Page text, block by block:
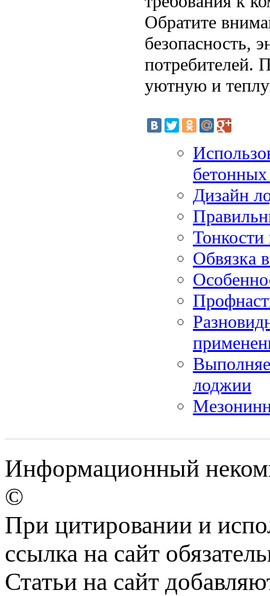
Обратите
безопасность,
потребителей.
уютную и
Дизайн
Тонкости
Обвязка
лоджии
Информационный
©
При цитировании и
ссылка на сайт
Статьи на сайт